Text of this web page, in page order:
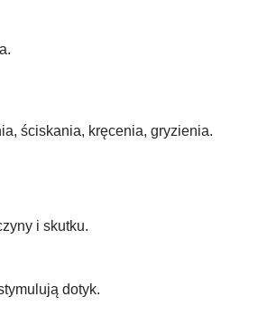
ściskania, kręcenia, gryzienia.
i skutku.
dotyk.